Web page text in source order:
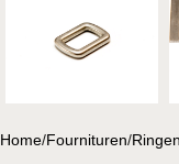
Home Fournituren Ringen